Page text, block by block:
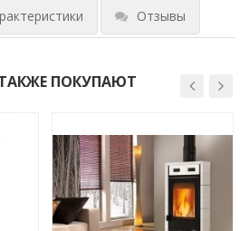
Отзывы
ПОКУПАЮТ